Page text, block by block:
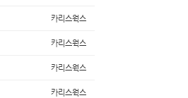
카리스웍스
카리스웍스
카리스웍스
카리스웍스